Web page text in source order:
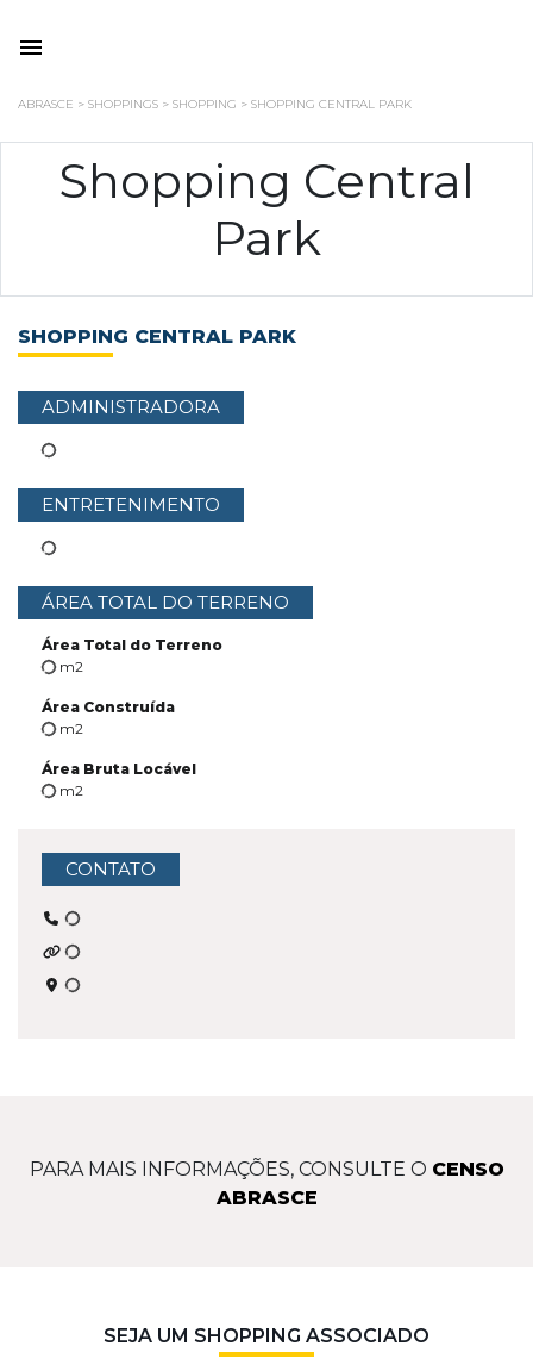
ABRASCE > SHOPPINGS > SHOPPING > SHOPPING CENTRAL PARK
Shopping Central
Park
SHOPPING CENTRAL PARK
ADMINISTRADORA
ENTRETENIMENTO
ÁREA TOTAL DO TERRENO
Área Total do Terreno
m2
Área Construída
m2
Área Bruta Locável
m2
CONTATO
PARA MAIS INFORMAÇÕES, CONSULTE O CENSO
ABRASCE
SEJA UM SHOPPING ASSOCIADO